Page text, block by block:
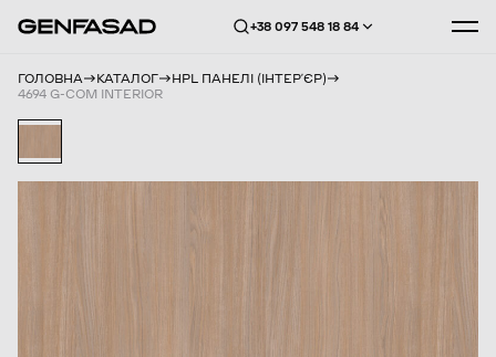
+38 097 548 18 84
ГОЛОВНА КАТАЛОГ
HPL ПАНЕЛІ (ІНТЕРʼЄР)
4694 G-COM INTERIOR